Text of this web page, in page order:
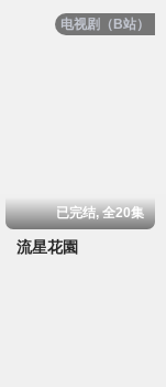
电视剧（B站）
已完结, 全20集
流星花園